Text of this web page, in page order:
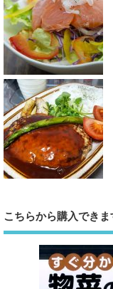
こちらから購入できま